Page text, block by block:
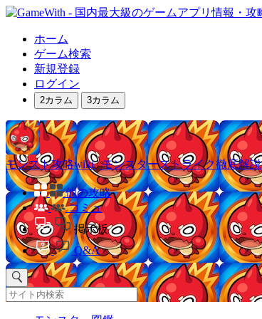
ホーム
ゲーム検索
新規登録
ログイン
2カラム 3カラム
モンスト攻略wiki | モンスターストライク徹底解説
他の攻略
コミュ
掲示板
Q&A